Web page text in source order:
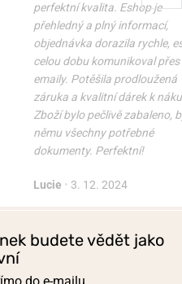
perfektní kvalita. Eshop je
přehledný a plný informací,
objednávka dorazila rychle,
celou dobu komunikoval přes
emaily. Potěšila prodloužená
záruka a kvalitní dárek k
Zboží bylo pečlivě zabaleno,
němu všechny potřebné
dokumenty. Perfektní!
Lucie • 3. 12. 2024
budete vědět jako